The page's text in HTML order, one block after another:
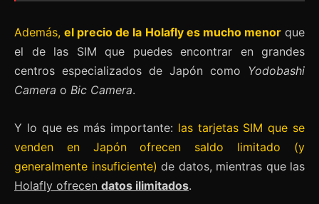
Además,el precio de la Holafly es mucho menorque
el de las SIM que puedes encontrar en grandes
centros especializados de Japón como Yodobashi
Camera o Bic Camera.
Y lo que es más importante: las tarjetas SIM que se
venden en Japón ofrecen saldo limitado (y
generalmente insuficiente) de datos, mientras que las
Holafly ofrecen datos ilimitados.